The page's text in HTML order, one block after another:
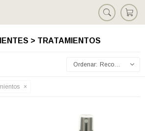
> TRATAMIENTOS
Recomendados